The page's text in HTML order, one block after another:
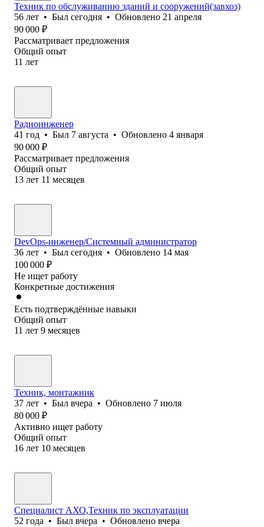
Техник по обслуживанию зданий и сооружений(завхоз)
56 лет • Был сегодня • Обновлено 21 апреля
90 000 ₽
Рассматривает предложения
Общий опыт
11 лет
Радиоинженер
41 год • Был 7 августа • Обновлено 4 января
90 000 ₽
Рассматривает предложения
Общий опыт
13 лет 11 месяцев
DevOps-инженер/Системный администратор
36 лет • Был сегодня • Обновлено 14 мая
100 000 ₽
Не ищет работу
Конкретные достижения
Есть подтверждённые навыки
Общий опыт
11 лет 9 месяцев
Техник, монтажник
37 лет • Был вчера • Обновлено 7 июля
80 000 ₽
Активно ищет работу
Общий опыт
16 лет 10 месяцев
Специалист АХО,Техник по эксплуатации
52 года • Был вчера • Обновлено вчера